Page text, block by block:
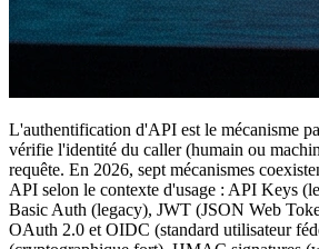
L'authentification d'API est le mécanisme
vérifie l'identité du caller (humain ou
requête. En 2026, sept mécanismes
API selon le contexte d'usage : API Keys
Basic Auth (legacy), JWT (JSON Web
OAuth 2.0 et OIDC (standard utilisateur